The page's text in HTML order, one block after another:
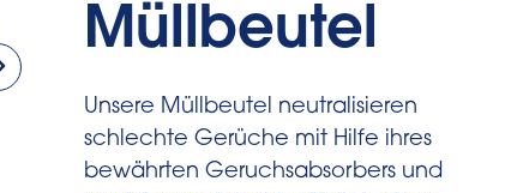
Müllbeutel
Unsere Müllbeutel neutralisieren
schlechte Gerüche mit Hilfe ihres
bewährten Geruchsabsorbers und